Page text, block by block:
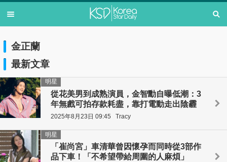
金正蘭
最新文章
從花美男到成熟演員，金智勳自曝低潮：3
年無戲可拍存款耗盡，靠打電動走出陰霾
明星
2025年8月23日 09:45 Tracy
「崔尚宮」車清華曾因懷孕而同時從3部作
品下車！「不希望帶給周圍的人麻煩」
明星